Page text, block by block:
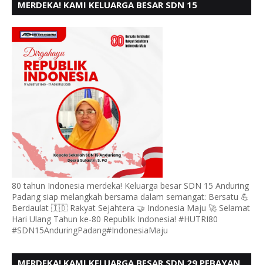
MERDEKA! KAMI KELUARGA BESAR SDN 15
80 tahun Indonesia merdeka! Keluarga besar SDN 15 Anduring
Padang siap melangkah bersama dalam semangat: Bersatu 💪
Berdaulat 🇮🇩 Rakyat Sejahtera 🤝 Indonesia Maju 🚀 Selamat
Hari Ulang Tahun ke-80 Republik Indonesia! #HUTRI80
#SDN15AnduringPadang#IndonesiaMaju
MERDEKA! KAMI KELUARGA BESAR SDN 29 PEBAYAN